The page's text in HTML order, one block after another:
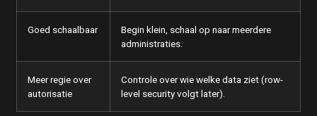
Goed schaalbaar
Begin klein, schaal op naar meerdere
administraties.
Meer regie over
autorisatie
Controle over wie welke data ziet (row-
level security volgt later).